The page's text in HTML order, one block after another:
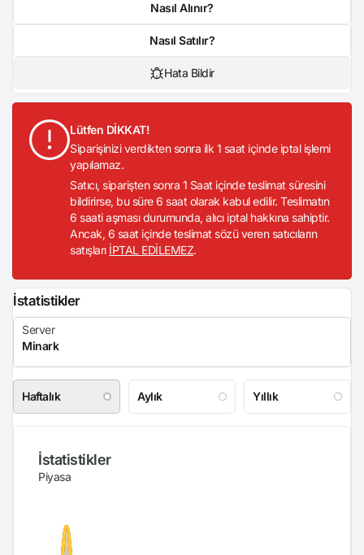
Nasıl Alınır?
Nasıl Satılır?
Hata Bildir
Lütfen DİKKAT!
Siparişinizi verdikten sonra ilk 1 saat içinde iptal işlemi
yapılamaz.
Satıcı, siparişten sonra 1 Saat içinde teslimat süresini
bildirirse, bu süre 6 saat olarak kabul edilir. Teslimatın
6 saati aşması durumunda, alıcı iptal hakkına sahiptir.
Ancak, 6 saat içinde teslimat sözü veren satıcıların
satışları İPTAL EDİLEMEZ.
İstatistikler
Haftalık Aylık Yıllık
İstatistikler
Piyasa